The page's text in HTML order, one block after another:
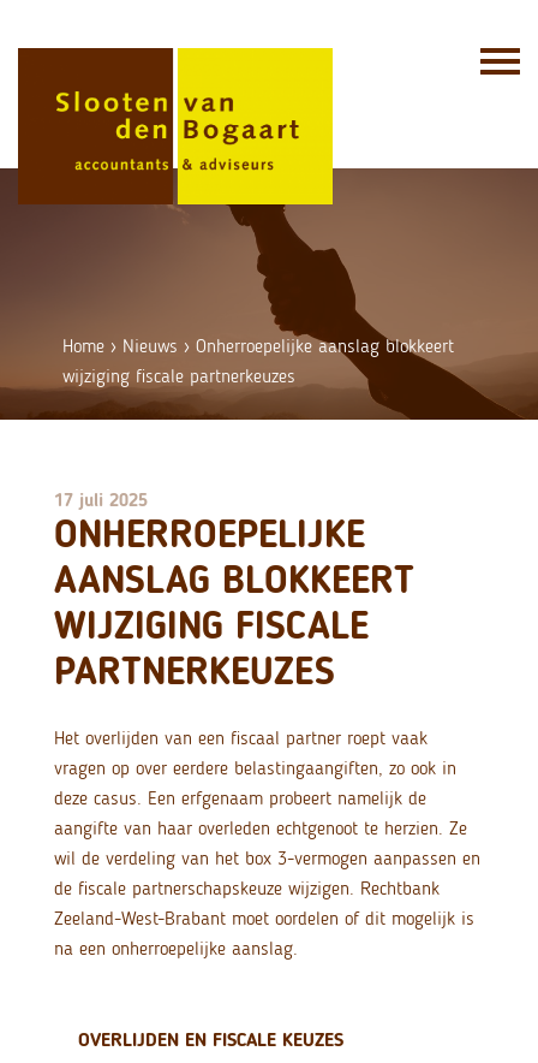
Home › Nieuws ›Onherroepelijke aanslag blokkeert
wijziging fiscale partnerkeuzes
17 juli 2025
ONHERROEPELIJKE
AANSLAG BLOKKEERT
WIJZIGING FISCALE
PARTNERKEUZES
Het overlijden van een fiscaal partner roept vaak
vragen op over eerdere belastingaangiften, zo ook in
deze casus. Een erfgenaam probeert namelijk de
aangifte van haar overleden echtgenoot te herzien. Ze
wil de verdeling van het box 3-vermogen aanpassen en
de fiscale partnerschapskeuze wijzigen. Rechtbank
Zeeland-West-Brabant moet oordelen of dit mogelijk is
na een onherroepelijke aanslag.
OVERLIJDEN EN FISCALE KEUZES